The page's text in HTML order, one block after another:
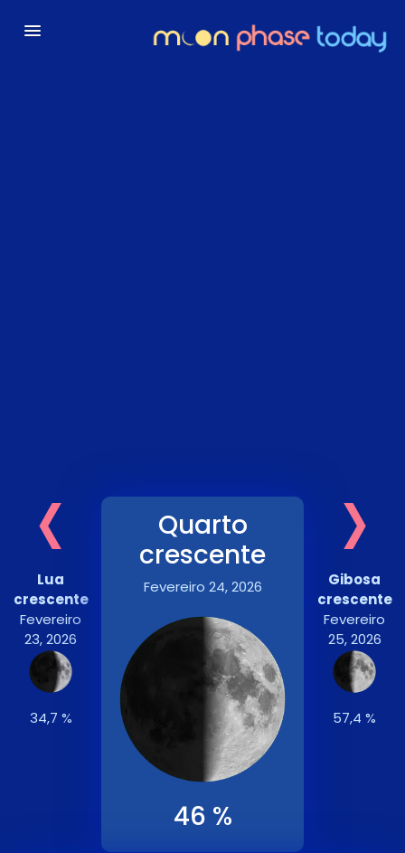
‹
Lua
crescente
Fevereiro
23, 2026
34,7 %
Quarto
crescente
Fevereiro 24, 2026
46 %
›
Gibosa
crescente
Fevereiro
25, 2026
57,4 %